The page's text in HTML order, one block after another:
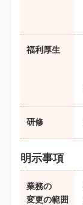
福利厚生
研修
明示事項
業務の
変更の範囲